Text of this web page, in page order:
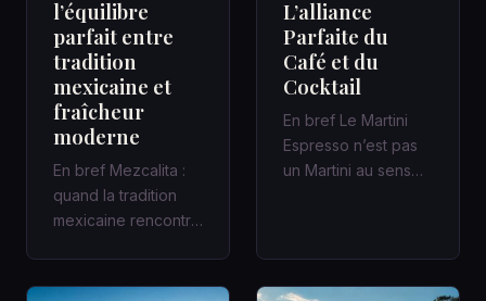
l’équilibre
parfait entre
tradition
mexicaine et
fraîcheur
moderne
En bref Mezcalita :
quand la tradition
mexicaine rencontre
d’a…
L’alliance
Parfaite du
Café et du
Cocktail
En bref Le Martini
Espresso n’est pas
un Martini au sens